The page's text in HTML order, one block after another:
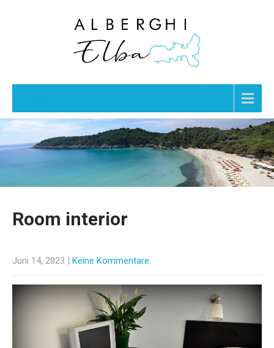
Room interior
Juni 14, 2023 | Keine Kommentare